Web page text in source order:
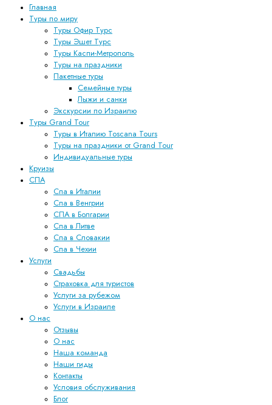
Главная
Туры по миру
Туры Офир Турс
Туры Эшет Турс
Туры Каспи-Метрополь
Туры на праздники
Пакетные туры
Семейные туры
Лыжи и санки
Экскурсии по Израилю
Туры Grand Tour
Туры в Италию Toscana Tours
Туры на праздники от Grand Tour
Индивидуальные туры
Круизы
СПА
Спа в Италии
Спа в Венгрии
СПА в Болгарии
Спа в Литве
Спа в Словакии
Спа в Чехии
Услуги
Свадьбы
Страховка для туристов
Услуги за рубежом
Услуги в Израиле
О нас
Отзывы
О нас
Наша команда
Наши гиды
Контакты
Условия обслуживания
Блог